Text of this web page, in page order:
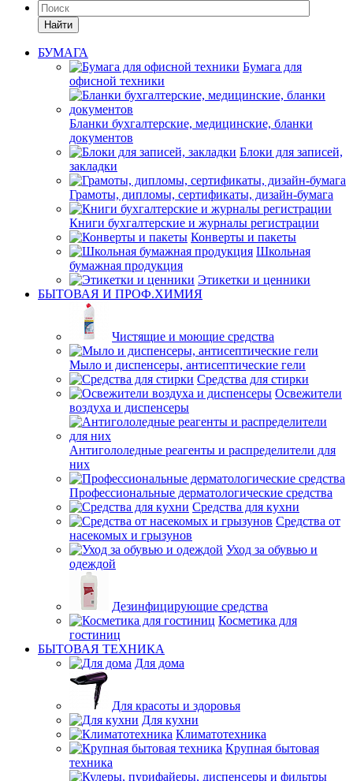
Найти
БУМАГА
Бумага для
офисной техники
Бланки бухгалтерские, медицинские, бланки
документов
Блоки для записей,
закладки
Грамоты, дипломы, сертификаты, дизайн-бумага
Книги бухгалтерские и журналы регистрации
Конверты и пакеты
Школьная
бумажная продукция
Этикетки и ценники
БЫТОВАЯ И ПРОФ.ХИМИЯ
Чистящие и моющие средства
Мыло и диспенсеры, антисептические гели
Средства для стирки
Освежители
воздуха и диспенсеры
Антигололедные реагенты и распределители для
них
Профессиональные дерматологические средства
Средства для кухни
Средства от
насекомых и грызунов
Уход за обувью и
одеждой
Дезинфицирующие средства
Косметика для
гостиниц
БЫТОВАЯ ТЕХНИКА
Для дома
Для красоты и здоровья
Для кухни
Климатотехника
Крупная бытовая
техника